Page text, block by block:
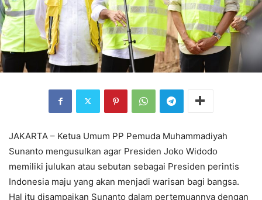
JAKARTA – Ketua Umum PP Pemuda Muhammadiyah
Sunanto mengusulkan agar Presiden Joko Widodo
memiliki julukan atau sebutan sebagai Presiden perintis
Indonesia maju yang akan menjadi warisan bagi bangsa.
Hal itu disampaikan Sunanto dalam pertemuannya dengan